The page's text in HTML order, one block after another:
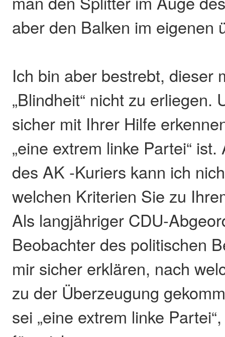
aber den Balken im eigenen
Ich bin aber bestrebt, dieser
„Blindheit“ nicht zu erliegen.
sicher mit Ihrer Hilfe
„eine extrem linke Partei“
des AK -Kuriers kann ich
welchen Kriterien Sie zu
Als langjähriger CDU-
Beobachter des politischen
mir sicher erklären, nach
zu der Überzeugung
sei „eine extrem linke